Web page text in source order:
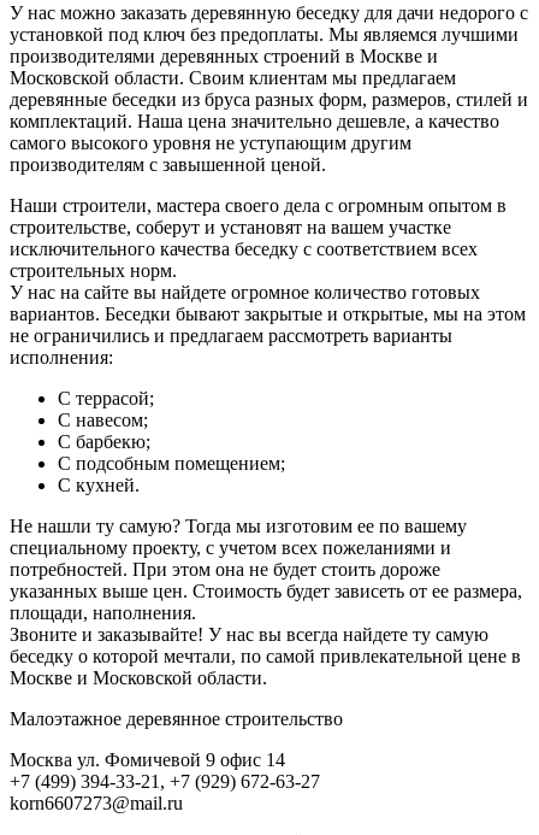
У нас можно заказать деревянную беседку для дачи недорого с
установкой под ключ без предоплаты. Мы являемся лучшими
производителями деревянных строений в Москве и
Московской области. Своим клиентам мы предлагаем
деревянные беседки из бруса разных форм, размеров, стилей и
комплектаций. Наша цена значительно дешевле, а качество
самого высокого уровня не уступающим другим
производителям с завышенной ценой.
Наши строители, мастера своего дела с огромным опытом в
строительстве, соберут и установят на вашем участке
исключительного качества беседку с соответствием всех
строительных норм.
У нас на сайте вы найдете огромное количество готовых
вариантов. Беседки бывают закрытые и открытые, мы на этом
не ограничились и предлагаем рассмотреть варианты
исполнения:
С террасой;
С навесом;
С барбекю;
С подсобным помещением;
С кухней.
Не нашли ту самую? Тогда мы изготовим ее по вашему
специальному проекту, с учетом всех пожеланиями и
потребностей. При этом она не будет стоить дороже
указанных выше цен. Стоимость будет зависеть от ее размера,
площади, наполнения.
Звоните и заказывайте! У нас вы всегда найдете ту самую
беседку о которой мечтали, по самой привлекательной цене в
Москве и Московской области.
Малоэтажное деревянное строительство
Москва ул. Фомичевой 9 офис 14
+7 (499) 394-33-21, +7 (929) 672-63-27
korn6607273@mail.ru